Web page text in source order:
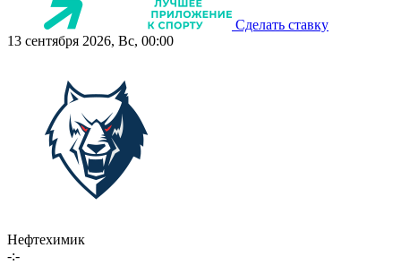
Сделать ставку
13 сентября 2026, Вс, 00:00
Нефтехимик
-:-